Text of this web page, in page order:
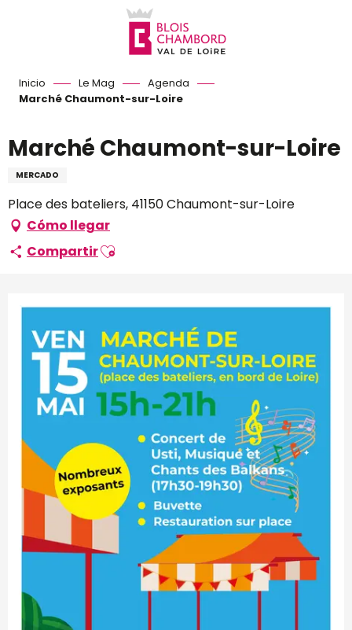
Inicio Le Mag
Agenda
Marché Chaumont-sur-Loire
Marché Chaumont-sur-Loire
MERCADO
Place des bateliers, 41150 Chaumont-sur-Loire
Cómo llegar
CompartirAjouter aux favoris